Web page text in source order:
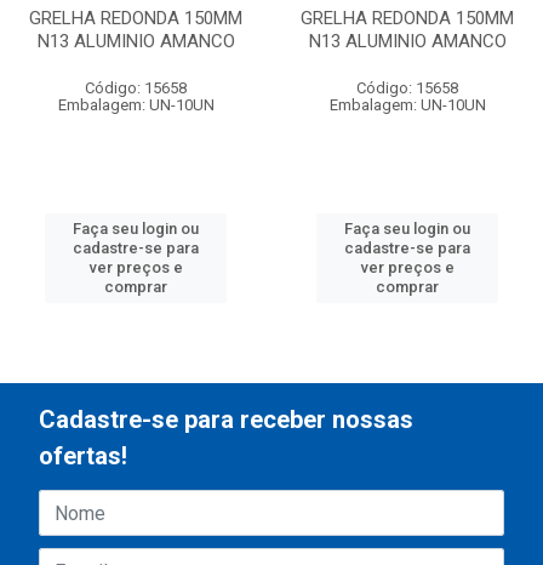
GRELHA REDONDA 150MM
N13 ALUMINIO AMANCO
Código: 15658
Embalagem: UN-10UN
Faça seu login ou
cadastre-se para
ver preços e
comprar
GRELHA REDONDA 150MM
N13 ALUMINIO AMANCO
Código: 15658
Embalagem: UN-10UN
Faça seu login ou
cadastre-se para
ver preços e
comprar
Cadastre-se para receber nossas
ofertas!